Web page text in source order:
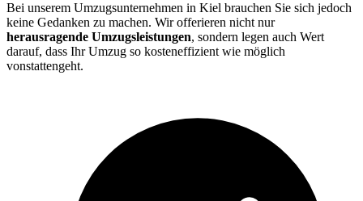
Bei unserem Umzugsunternehmen in Kiel brauchen Sie sich jedoch
keine Gedanken zu machen. Wir offerieren nicht nur
herausragende Umzugsleistungen, sondern legen auch Wert
darauf, dass Ihr Umzug so kosteneffizient wie möglich
vonstattengeht.